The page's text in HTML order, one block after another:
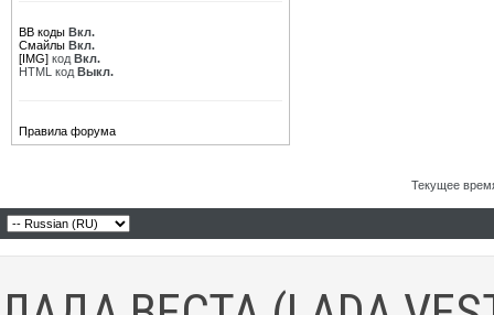
BB коды Вкл.
Смайлы Вкл.
[IMG] код Вкл.
HTML код Выкл.
Правила форума
Текущее